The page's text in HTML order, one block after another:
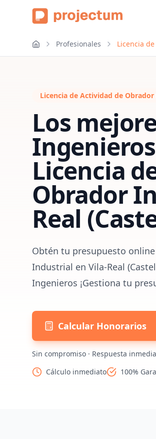
Profesionales Licencia
Licencia de Actividad de
Los
Licencia
Obrador
Real
Obtén tu presupuesto
Industrial en Vila-Real
Ingenieros ¡Gestiona tu
Calcular Honorarios
Sin compromiso · Respuesta
Cálculo inmediato
100%